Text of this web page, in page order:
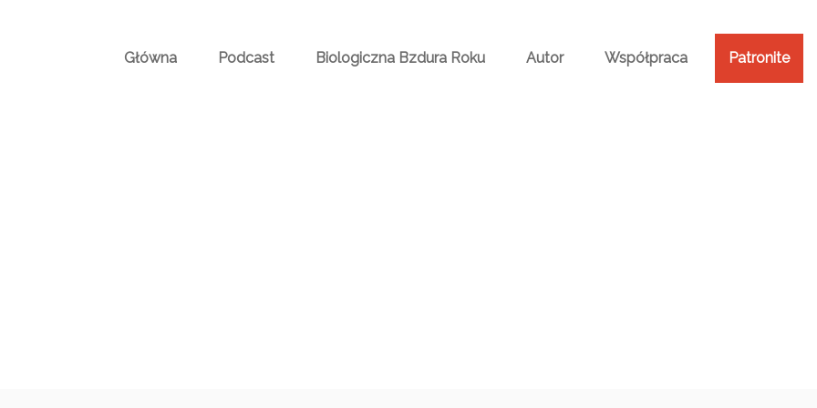
Główna Podcast Biologiczna Bzdura Roku Autor Współpraca Patronite